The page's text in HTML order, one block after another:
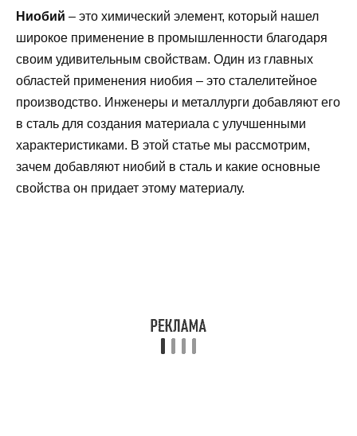
Ниобий – это химический элемент, который нашел
широкое применение в промышленности благодаря
своим удивительным свойствам. Один из главных
областей применения ниобия – это сталелитейное
производство. Инженеры и металлурги добавляют его
в сталь для создания материала с улучшенными
характеристиками. В этой статье мы рассмотрим,
зачем добавляют ниобий в сталь и какие основные
свойства он придает этому материалу.